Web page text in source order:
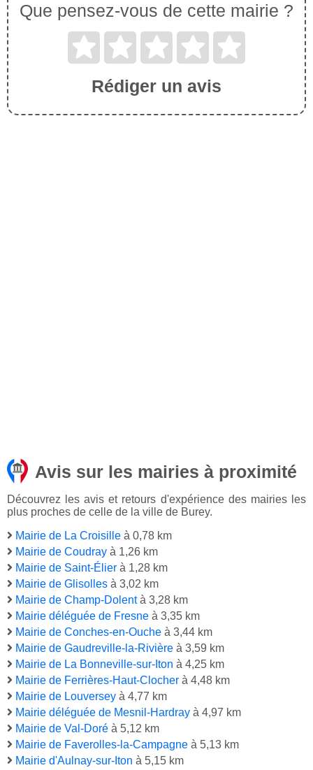
Que pensez-vous de cette mairie ?
Rédiger un avis
Avis sur les mairies à proximité
Découvrez les avis et retours d'expérience des mairies les
plus proches de celle de la ville de Burey.
Mairie de La Croisille à 0,78 km
Mairie de Coudray à 1,26 km
Mairie de Saint-Élier à 1,28 km
Mairie de Glisolles à 3,02 km
Mairie de Champ-Dolentà 3,28 km
Mairie déléguée de Fresne à 3,35 km
Mairie de Conches-en-Ouche à 3,44 km
Mairie de Gaudreville-la-Rivière à 3,59 km
Mairie de La Bonneville-sur-Iton à 4,25 km
Mairie de Ferrières-Haut-Clocher à 4,48 km
Mairie de Louversey à 4,77 km
Mairie déléguée de Mesnil-Hardray à 4,97 km
Mairie de Val-Doré à 5,12 km
Mairie de Faverolles-la-Campagne à 5,13 km
Mairie d'Aulnay-sur-Iton à 5,15 km